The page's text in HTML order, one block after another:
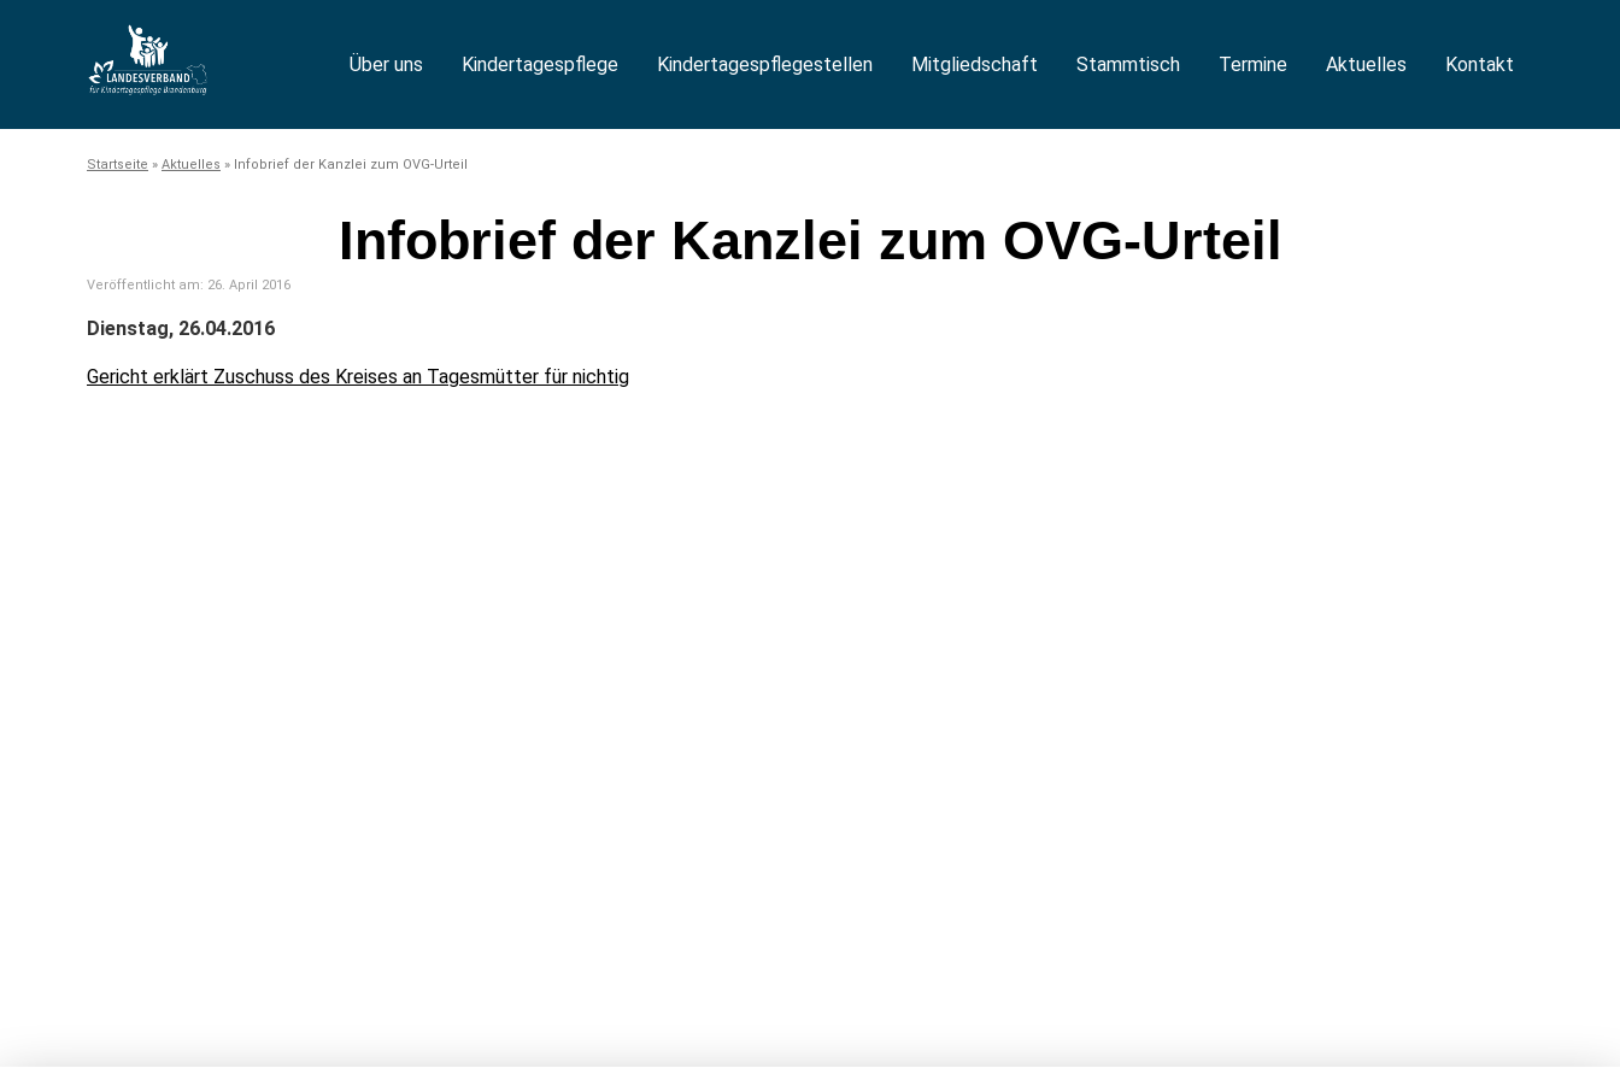
Über uns Kindertagespflege Kindertagespflegestellen Mitgliedschaft Stammtisch Termine Aktuelles Kontakt
Startseite » Aktuelles » Infobrief der Kanzlei zum OVG-Urteil
Infobrief der Kanzlei zum OVG-Urteil
Veröffentlicht am: 26. April 2016
Dienstag, 26.04.2016
Gericht erklärt Zuschuss des Kreises an Tagesmütter für nichtig